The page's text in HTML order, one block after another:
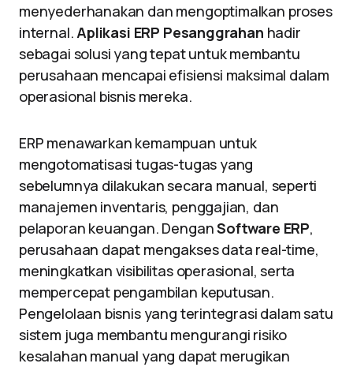
menyederhanakan dan mengoptimalkan proses
internal.Aplikasi ERP Pesanggrahan hadir
sebagai solusi yang tepat untuk membantu
perusahaan mencapai efisiensi maksimal dalam
operasional bisnis mereka.
ERP menawarkan kemampuan untuk
mengotomatisasi tugas-tugas yang
sebelumnya dilakukan secara manual, seperti
manajemen inventaris, penggajian, dan
pelaporan keuangan. DenganSoftware ERP,
perusahaan dapat mengakses data real-time,
meningkatkan visibilitas operasional, serta
mempercepat pengambilan keputusan.
Pengelolaan bisnis yang terintegrasi dalam satu
sistem juga membantu mengurangi risiko
kesalahan manual yang dapat merugikan